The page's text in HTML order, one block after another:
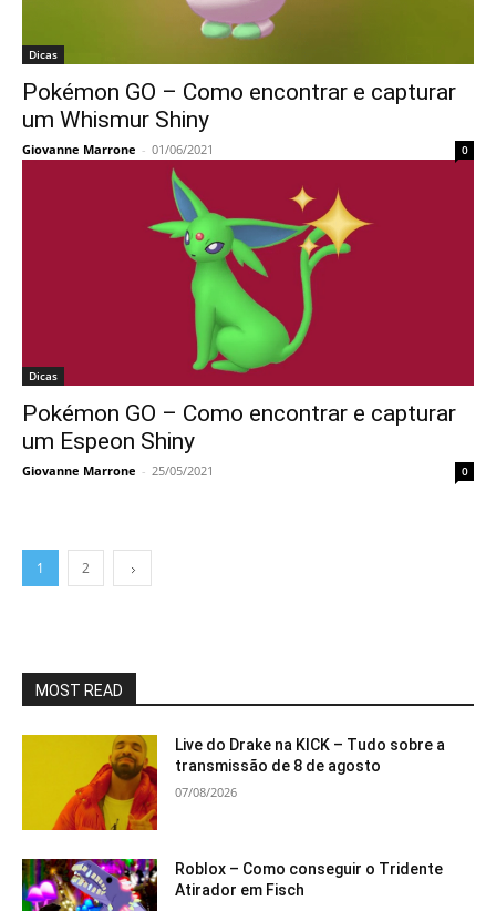
Dicas
Pokémon GO – Como encontrar e capturar
um Whismur Shiny
Giovanne Marrone - 01/06/2021 0
Dicas
Pokémon GO – Como encontrar e capturar
um Espeon Shiny
Giovanne Marrone - 25/05/2021 0
1 2
MOST READ
Live do Drake na KICK – Tudo sobre a
transmissão de 8 de agosto
07/08/2026
Roblox – Como conseguir o Tridente
Atirador em Fisch